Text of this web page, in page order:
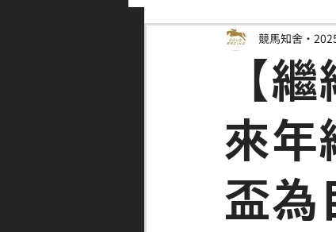
Bobby 超
【
來年
盃為
競馬知舍